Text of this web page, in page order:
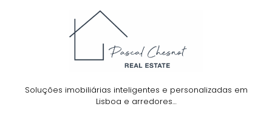
Soluções imobiliárias inteligentes e personalizadas em
Lisboa e arredores…